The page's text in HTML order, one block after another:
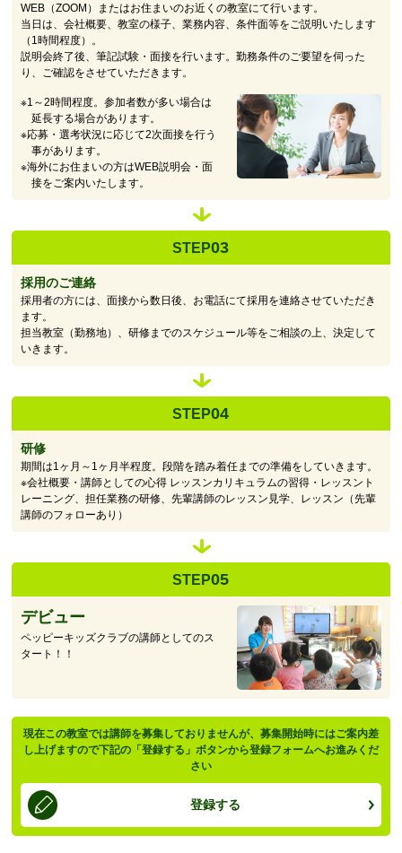
WEB（ZOOM）またはお住まいのお近くの教室にて行います。
当日は、会社概要、教室の様子、業務内容、条件面等をご説明いたします
（1時間程度）。
説明会終了後、筆記試験・面接を行います。勤務条件のご要望を伺った
り、ご確認をさせていただきます。
※1～2時間程度。参加者数が多い場合は
延長する場合があります。
※応募・選考状況に応じて2次面接を行う
事があります。
※海外にお住まいの方はWEB説明会・面
接をご案内いたします。
STEP03
採用のご連絡
採用者の方には、面接から数日後、お電話にて採用を連絡させていただき
ます。
担当教室（勤務地）、研修までのスケジュール等をご相談の上、決定して
いきます。
STEP04
研修
期間は1ヶ月～1ヶ月半程度。段階を踏み着任までの準備をしていきます。
※会社概要・講師としての心得 レッスンカリキュラムの習得・レッスント
レーニング、担任業務の研修、先輩講師のレッスン見学、レッスン（先輩
講師のフォローあり）
STEP05
デビュー
ペッピーキッズクラブの講師としてのス
タート！！
現在この教室では講師を募集しておりませんが、募集開始時にはご案内差
し上げますので下記の「登録する」ボタンから登録フォームへお進みくだ
さい
登録する